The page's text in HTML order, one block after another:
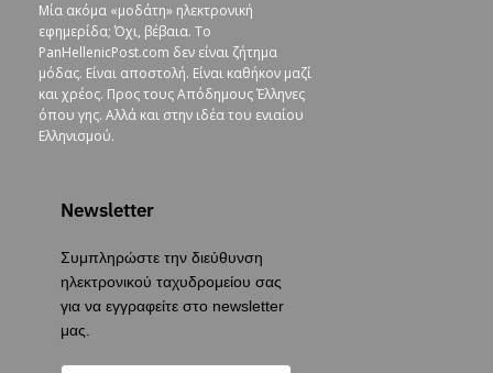
Μία ακόμα «μοδάτη» ηλεκτρονική
εφημερίδα; Όχι, βέβαια. To
PanHellenicPost.com δεν είναι ζήτημα
μόδας. Είναι αποστολή. Είναι καθήκον μαζί
και χρέος. Προς τους Απόδημους Έλληνες
όπου γης. Αλλά και στην ιδέα του ενιαίου
Ελληνισμού.
Newsletter
Συμπληρώστε την διεύθυνση
ηλεκτρονικού ταχυδρομείου σας
για να εγγραφείτε στο newsletter
μας.